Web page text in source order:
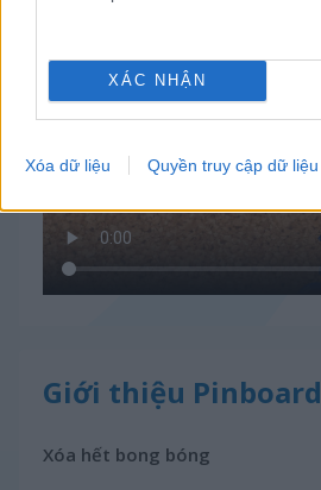
XÁC NHẬN
Xóa dữ liệu Quyền truy cập dữ liệu
Giới thiệu Pinboard
Xóa hết bong bóng